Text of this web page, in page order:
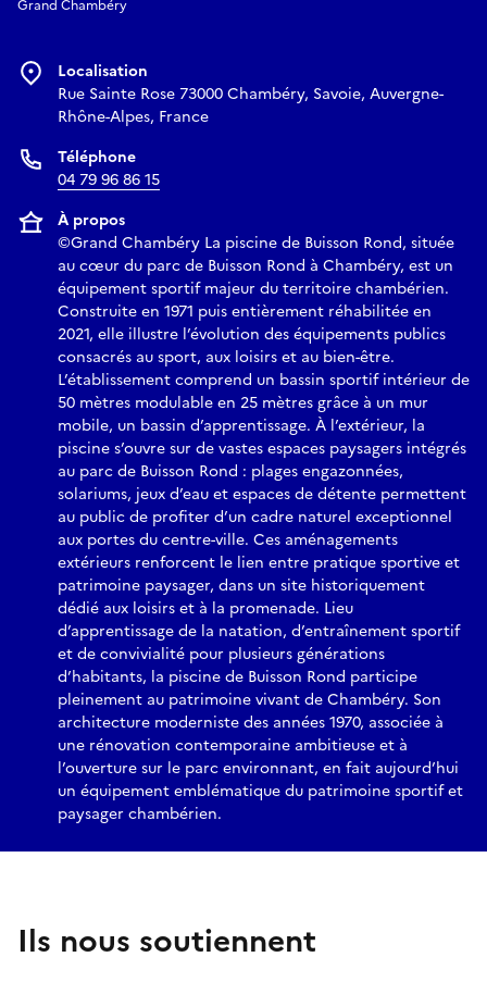
Grand Chambéry
Localisation
Rue Sainte Rose 73000 Chambéry, Savoie, Auvergne-
Rhône-Alpes, France
Téléphone
04 79 96 86 15
À propos
©Grand Chambéry La piscine de Buisson Rond, située
au cœur du parc de Buisson Rond à Chambéry, est un
équipement sportif majeur du territoire chambérien.
Construite en 1971 puis entièrement réhabilitée en
2021, elle illustre l’évolution des équipements publics
consacrés au sport, aux loisirs et au bien-être.
L’établissement comprend un bassin sportif intérieur de
50 mètres modulable en 25 mètres grâce à un mur
mobile, un bassin d’apprentissage. À l’extérieur, la
piscine s’ouvre sur de vastes espaces paysagers intégrés
au parc de Buisson Rond : plages engazonnées,
solariums, jeux d’eau et espaces de détente permettent
au public de profiter d’un cadre naturel exceptionnel
aux portes du centre-ville. Ces aménagements
extérieurs renforcent le lien entre pratique sportive et
patrimoine paysager, dans un site historiquement
dédié aux loisirs et à la promenade. Lieu
d’apprentissage de la natation, d’entraînement sportif
et de convivialité pour plusieurs générations
d’habitants, la piscine de Buisson Rond participe
pleinement au patrimoine vivant de Chambéry. Son
architecture moderniste des années 1970, associée à
une rénovation contemporaine ambitieuse et à
l’ouverture sur le parc environnant, en fait aujourd’hui
un équipement emblématique du patrimoine sportif et
paysager chambérien.
Ils nous soutiennent